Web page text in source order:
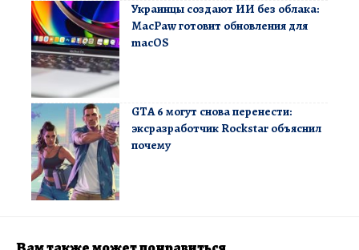
Украинцы создают ИИ без облака:
MacPaw готовит обновления для
macOS
GTA 6 могут снова перенести:
эксразработчик Rockstar объяснил
почему